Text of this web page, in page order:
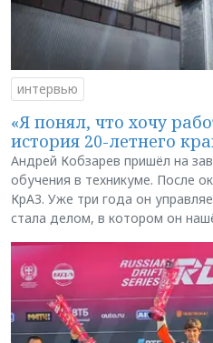
интервью
«Я понял, что хочу
история 20-летнего
Андрей Кобзарев пришёл на
обучения в техникуме. После
КрАЗ. Уже три года он
стала делом, в котором он